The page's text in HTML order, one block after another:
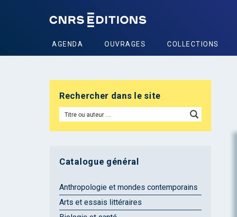
AGENDA OUVRAGES COLLECTIONS
Rechercher dans le site
Catalogue général
Anthropologie et mondes contemporains
Arts et essais littéraires